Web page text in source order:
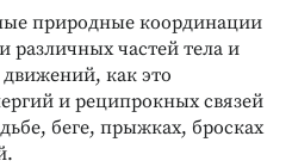
природные координации
различных частей тела и
как это
и реципрокных связей
беге, прыжках, бросках